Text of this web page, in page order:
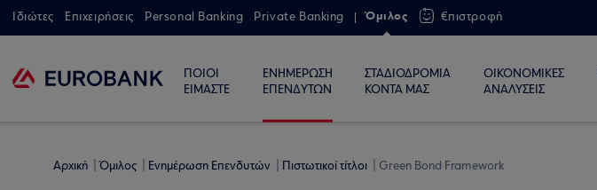
Ιδιώτες Επιχειρήσεις Personal Banking Private Banking Όμιλος €πιστροφή
ΠΟΙΟΙ
ΕΙΜΑΣΤΕ
ΕΝΗΜΕΡΩΣΗ
ΕΠΕΝΔΥΤΩΝ
ΣΤΑΔΙΟΔΡΟΜΙΑ
ΚΟΝΤΑ ΜΑΣ
ΟΙΚΟΝΟΜΙΚΕΣ
ΑΝΑΛΥΣΕΙΣ
Αρχική Όμιλος Ενημέρωση Επενδυτών Πιστωτικοί τίτλοι Green Bond Framework